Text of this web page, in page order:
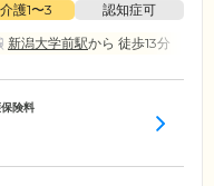
護1〜3
認知症可
新潟大学前駅から 徒歩13分
険料